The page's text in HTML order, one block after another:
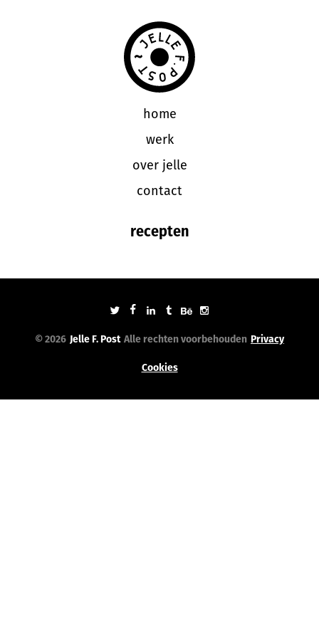
home
werk
over jelle
contact
recepten
© 2026 Jelle F. Post Alle rechten voorbehouden Privacy
Cookies